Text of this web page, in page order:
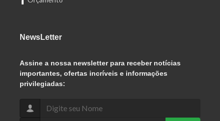
NewsLetter
Assine a nossa newsletter para receber notícias
importantes, ofertas incríveis e informações
privilegiadas: